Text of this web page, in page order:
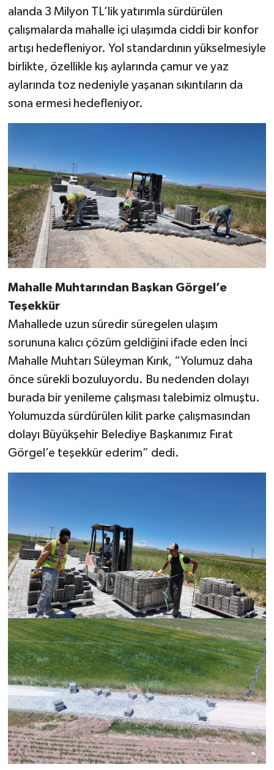
alanda 3 Milyon TL’lik yatırımla sürdürülen
çalışmalarda mahalle içi ulaşımda ciddi bir konfor
artışı hedefleniyor. Yol standardının yükselmesiyle
birlikte, özellikle kış aylarında çamur ve yaz
aylarında toz nedeniyle yaşanan sıkıntıların da
sona ermesi hedefleniyor.
Mahalle Muhtarından Başkan Görgel’e
Teşekkür
Mahallede uzun süredir süregelen ulaşım
sorununa kalıcı çözüm geldiğini ifade eden İnci
Mahalle Muhtarı Süleyman Kırık, “Yolumuz daha
önce sürekli bozuluyordu. Bu nedenden dolayı
burada bir yenileme çalışması talebimiz olmuştu.
Yolumuzda sürdürülen kilit parke çalışmasından
dolayı Büyükşehir Belediye Başkanımız Fırat
Görgel’e teşekkür ederim” dedi.